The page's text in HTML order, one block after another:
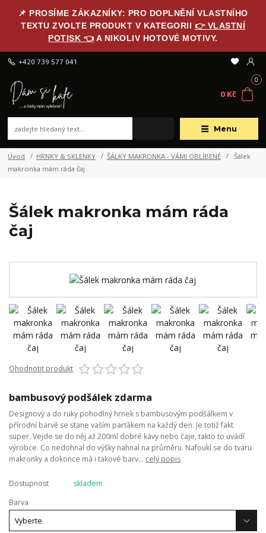
📌 PROSÍME ZÁKAZNÍKY: PRO DOPLNĚNÍ VLASTNÍHO
TEXTU ZVOLTE PRODUKT V KATEGORII 👉 VLASTNÍ
POTISK 👈 A NIKOLIV HOTOVÉ MOTIVY.
Menu
+420 739 577 041
0
0 Kč
Úvod HRNKY & SKLENKY ŠÁLKY MAKRONKA - VÁMI OBLÍBENÉ
Šálek
makronka mám ráda čaj
Šálek makronka mám ráda
čaj
Ohodnotit produkt
bambusový podšálek zdarma
Designový a do ruky pohodlný hrnek s bambusovým podšálkem v
přírodní barvě se stane vaším parťákem na každý den. Je totiž fakt
super. Vejde se do něj až 200ml dobré kávy nebo čaje, takto to uvádí
výrobce. Co nedohnal do výšky nahnal na průměru. Nafoukl se do tvaru
makronky a dokonce má i takové barv... celý popis
Dostupnost
skladem
Barva